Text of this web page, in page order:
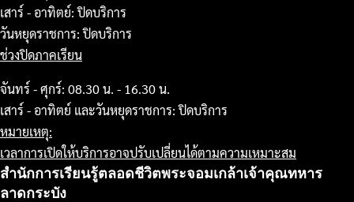
เสาร์ - อาทิตย์: ปิดบริการ
วันหยุดราชการ: ปิดบริการ
ช่วงปิดภาคเรียน
จันทร์ - ศุกร์: 08.30 น. - 16.30 น.
เสาร์ - อาทิตย์ และวันหยุดราชการ: ปิดบริการ
หมายเหตุ:
เวลาการเปิดให้บริการอาจปรับเปลี่ยนได้ตามความเหมาะสม
สำนักการเรียนรู้ตลอดชีวิตพระจอมเกล้าเจ้าคุณทหาร
ลาดกระบัง